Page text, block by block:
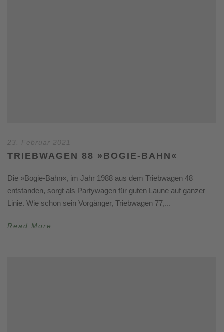
23. Februar 2021
TRIEBWAGEN 88 »BOGIE-BAHN«
Die »Bogie-Bahn«, im Jahr 1988 aus dem Triebwagen 48
entstanden, sorgt als Partywagen für guten Laune auf ganzer
Linie. Wie schon sein Vorgänger, Triebwagen 77,...
Read More